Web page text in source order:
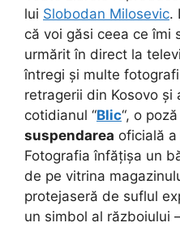
lui Slobodan Milosevic.
că voi găsi ceea ce îmi
urmărit în direct la
întregi și multe
retragerii din Kosovo și
cotidianul “Blic“, o
suspendarea oficială
Fotografia înfățișa un
de pe vitrina
protejaseră de suflul
un simbol al războiului